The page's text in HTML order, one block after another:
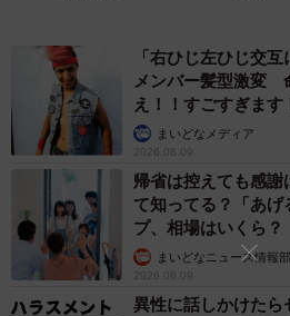
ろで動かないももをスマホで撮影
終えても動かないももを見て、ナ
ました」
「右ひじ左ひじ交
メンバー髪型激変
え！！すごすぎま
まいどなメディア
2026.08.09
帰省は控えても感
て知ってる？「あげ
プ、相場はいくら？
まいどなニュース情報部
2026.08.09
異性に話しかけたら